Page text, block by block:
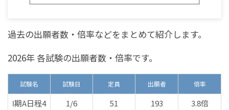
過去の出願者数・倍率などをまとめて紹介します。
2026年 各試験の出願者数・倍率です。
試験名 試験日 定員 出願者 倍率
Ⅰ期A日程4
1/6 51 193 3.8倍